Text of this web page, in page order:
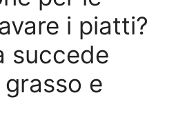
i piatti?
succede
e